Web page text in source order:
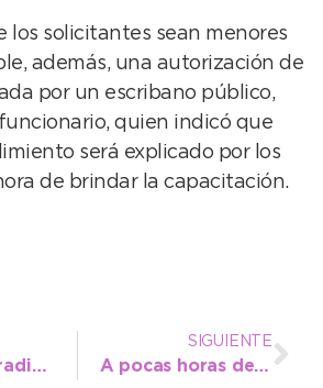
los solicitantes sean menores
además, una autorización de
por un escribano público,
quien indicó que
será explicado por los
de brindar la capacitación.
El municipio radicó denuncia por daños a vehículos en el predio de Tránsito generados por una apedreada
SIGUIENTE
A pocas horas de volar hacia las Sordolimpiadas: “Natalí es un orgullo para Necochea”